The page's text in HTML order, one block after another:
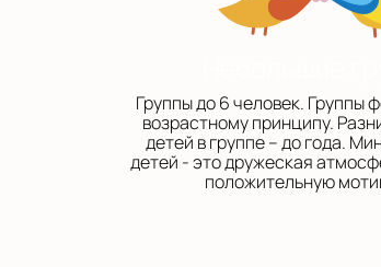
Группы до 6 человек. Группы
возрастному принципу.
детей в группе – до года.
детей - это дружеская
положительную